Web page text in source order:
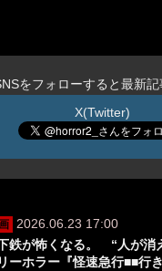
をフォローすると最新
X(Twitter)
2026.06.23 17:00
鉄が怖くなる。 “人が消
ーホラー『怪速急行■■行